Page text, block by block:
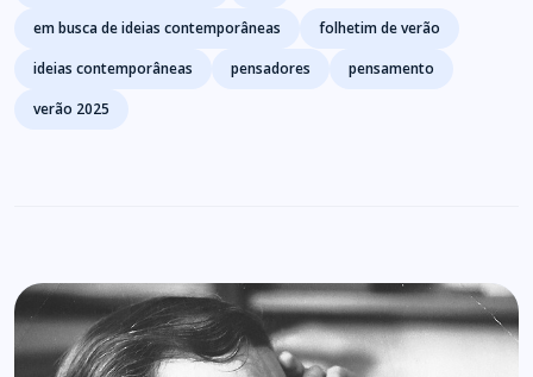
em busca de ideias contemporâneas
folhetim de verão
ideias contemporâneas
pensadores
pensamento
verão 2025